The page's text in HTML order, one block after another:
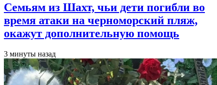
Семьям из Шахт, чьи дети погибли во
время атаки на черноморский пляж,
окажут дополнительную помощь
3 минуты назад